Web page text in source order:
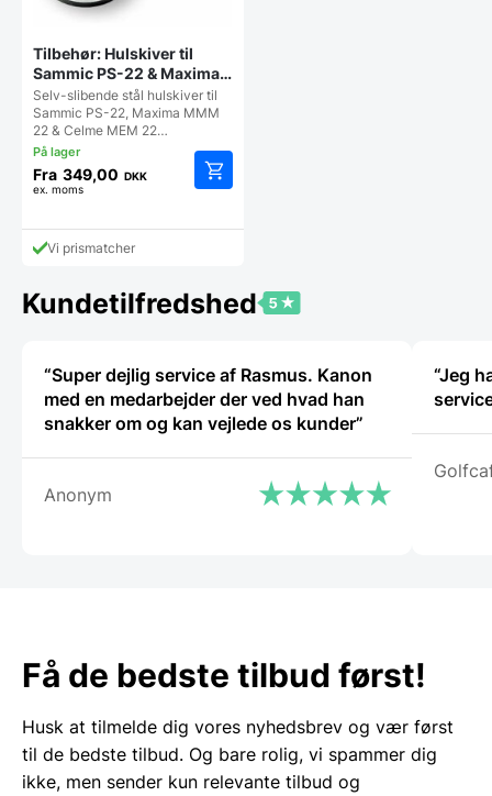
Tilbehør: Hulskiver til
Sammic PS-22 & Maxima
MMM 22 kødhakkere –
Flere hulsstørrelser
Selv-slibende stål hulskiver til
Sammic PS-22, Maxima MMM
22 & Celme MEM 22…
Fra 349,00 DKK
ex. moms
Mulighederne
kan
varesiden
Vi prismatcher
Kundetilfredshed
“Super dejlig service af Rasmus. Kanon
med en medarbejder der ved hvad han
snakker om og kan vejlede os kunder”
Anonym
“Jeg
Få de bedste tilbud først!
Husk at tilmelde dig vores nyhedsbrev og vær først
til de bedste tilbud. Og bare rolig, vi spammer dig
ikke, men sender kun relevante tilbud og